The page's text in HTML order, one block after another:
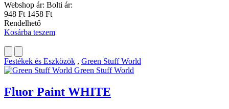
Webshop ár: Bolti ár:
948 Ft 1458 Ft
Rendelhető
Kosárba teszem
Festékek és Eszközök , Green Stuff World
Green Stuff World
Fluor Paint WHITE